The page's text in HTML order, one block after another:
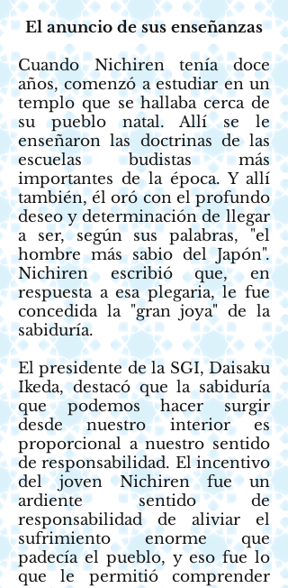
El anuncio de sus enseñanzas
Cuando Nichiren tenía doce
años, comenzó a estudiar en un
templo que se hallaba cerca de
su pueblo natal. Allí se le
enseñaron las doctrinas de las
escuelas budistas más
importantes de la época. Y allí
también, él oró con el profundo
deseo y determinación de llegar
a ser, según sus palabras, "el
hombre más sabio del Japón".
Nichiren escribió que, en
respuesta a esa plegaria, le fue
concedida la "gran joya" de la
sabiduría.
El presidente de la SGI, Daisaku
Ikeda, destacó que la sabiduría
que podemos hacer surgir
desde nuestro interior es
proporcional a nuestro sentido
de responsabilidad. El incentivo
del joven Nichiren fue un
ardiente sentido de
responsabilidad de aliviar el
sufrimiento enorme que
padecía el pueblo, y eso fue lo
que le permitió comprender